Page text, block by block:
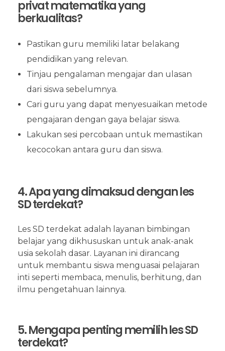
privat matematika yang
berkualitas?
Pastikan guru memiliki latar belakang
pendidikan yang relevan.
Tinjau pengalaman mengajar dan ulasan
dari siswa sebelumnya.
Cari guru yang dapat menyesuaikan metode
pengajaran dengan gaya belajar siswa.
Lakukan sesi percobaan untuk memastikan
kecocokan antara guru dan siswa.
4. Apa yang dimaksud dengan les
SD terdekat?
Les SD terdekat adalah layanan bimbingan
belajar yang dikhususkan untuk anak-anak
usia sekolah dasar. Layanan ini dirancang
untuk membantu siswa menguasai pelajaran
inti seperti membaca, menulis, berhitung, dan
ilmu pengetahuan lainnya.
5. Mengapa penting memilih les SD
terdekat?